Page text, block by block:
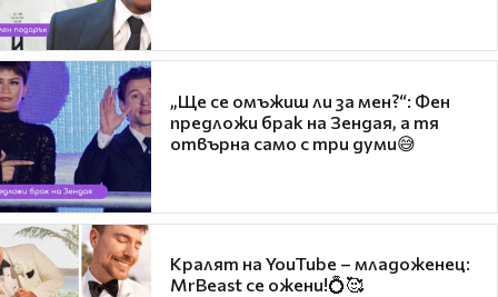
„Ще се омъжиш ли за мен?“: Фен
предложи брак на Зендая, а тя
отвърна само с три думи😅
Кралят на YouTube – младоженец:
MrBeast се ожени!💍🥰